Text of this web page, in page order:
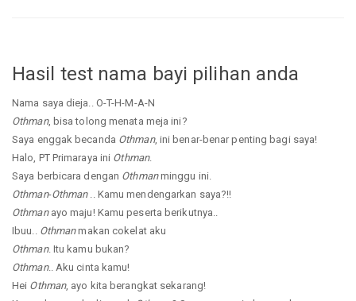
Hasil test nama bayi pilihan anda
Nama saya dieja.. O-T-H-M-A-N
Othman, bisa tolong menata meja ini?
Saya enggak becanda Othman, ini benar-benar penting bagi saya!
Halo, PT Primaraya ini Othman.
Saya berbicara dengan Othmanminggu ini.
Othman-Othman.. Kamu mendengarkan saya?!!
Othmanayo maju! Kamu peserta berikutnya..
Ibuu.. Othmanmakan cokelat aku
Othman. Itu kamu bukan?
Othman.. Aku cinta kamu!
Hei Othman, ayo kita berangkat sekarang!